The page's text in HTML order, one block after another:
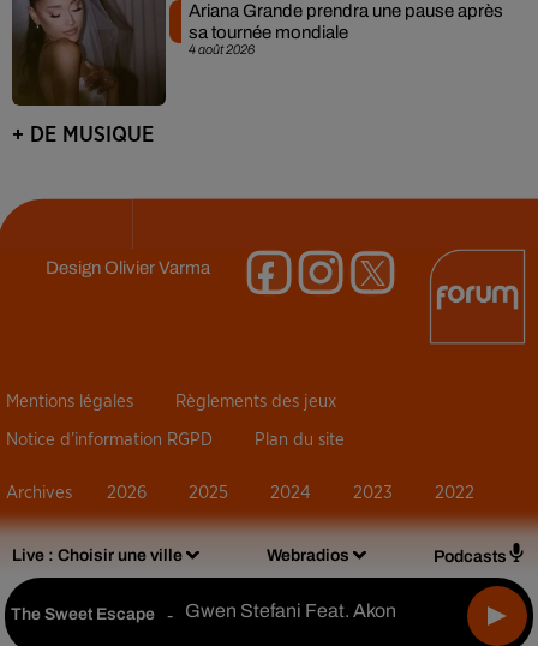
Live : Choisir une ville Webradios Podcasts
The Sweet Escape - Gwen Stefani Feat. Akon
4 août 2026
Ariana Grande prendra une pause après
sa tournée mondiale
+ DE MUSIQUE
DesignOlivier Varma
Mentions légales Règlements des jeux
Notice d’information RGPD Plan du site
Archives 2026 2025 2024 2023 2022